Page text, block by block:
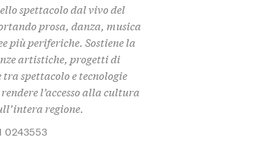
spettacolo dal vivo del
prosa, danza, musica
più periferiche. Sostiene la
artistiche, progetti di
spettacolo e tecnologie
l’accesso alla cultura
regione.
0243553